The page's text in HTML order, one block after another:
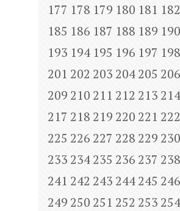
177 178 179 180 181 182
185 186 187 188 189 190
193 194 195 196 197 198
201 202 203 204205 206
209 210 211 212 213 214
217 218 219 220 221 222
225 226 227 228 229 230
233 234235 236 237 238
241 242 243 244245 246
249 250 251 252 253 254